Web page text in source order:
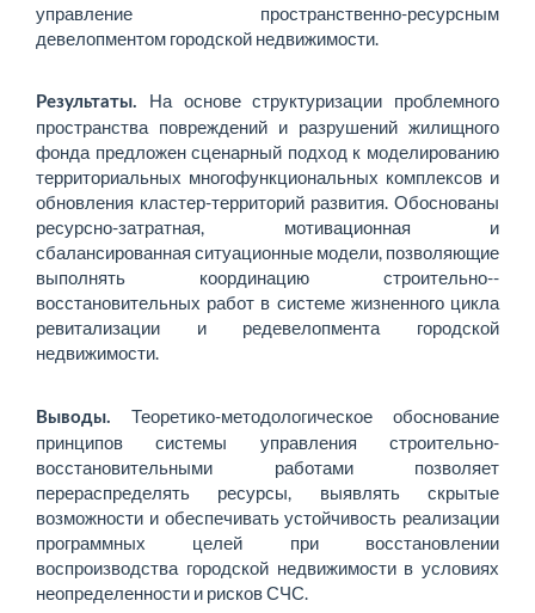
управление пространственно-ресурсным
девелопментом городской недвижимости.
Результаты.
На основе структуризации проблемного
пространства повреждений и разрушений жилищного
фонда предложен сценарный подход к моделированию
территориальных многофункциональных комплексов и
обновления кластер-территорий развития. Обоснованы
ресурсно-затрат­ная, мотивационная и
сбалансированная ситуационные модели, позволяющие
выполнять координацию строительно-­
восстановительных работ в системе жизненного цикла
ревитализации и редевелопмента городской
недвижимости.
Выводы.
Теоретико-методологическое обоснование
принципов системы управления строительно-
восстановительными работами позволяет
перераспределять ресурсы, выявлять скрытые
возможности и обеспечивать устойчивость реализации
программных целей при восстановлении
воспроизводства городской недвижимости в условиях
неопределенности и рисков СЧС.